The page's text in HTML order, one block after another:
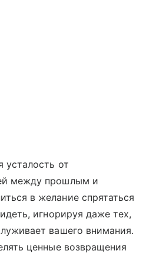
усталость от
между прошлым и
в желание спрятаться
игнорируя даже тех,
вашего внимания.
ценные возвращения